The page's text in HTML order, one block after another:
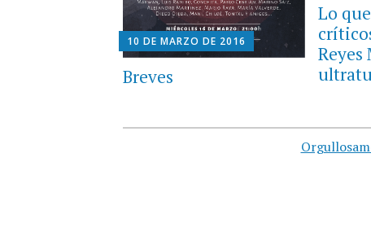
10 DE MARZO DE 2016
Breves
Lo
Reyes